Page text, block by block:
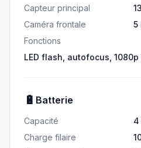
Capteur principal
Caméra frontale
5
Fonctions
LED flash, autofocus, 1080p
🔋 Batterie
Capacité
4
Charge filaire